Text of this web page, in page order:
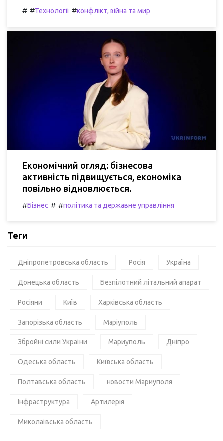
# #Технології #конфлікт, війна та мир
Економічний огляд: бізнесова
активність підвищується, економіка
повільно відновлюється.
#Бізнес # #політика та державне управління
Теги
Дніпропетровська область Росія Україна
Донецька область Безпілотний літальний апарат
Росіяни Київ Харківська область
Запорізька область Маріуполь
Збройні сили України Мариуполь Дніпро
Одеська область Київська область
Полтавська область новости Мариуполя
Інфраструктура Артилерія
Миколаївська область